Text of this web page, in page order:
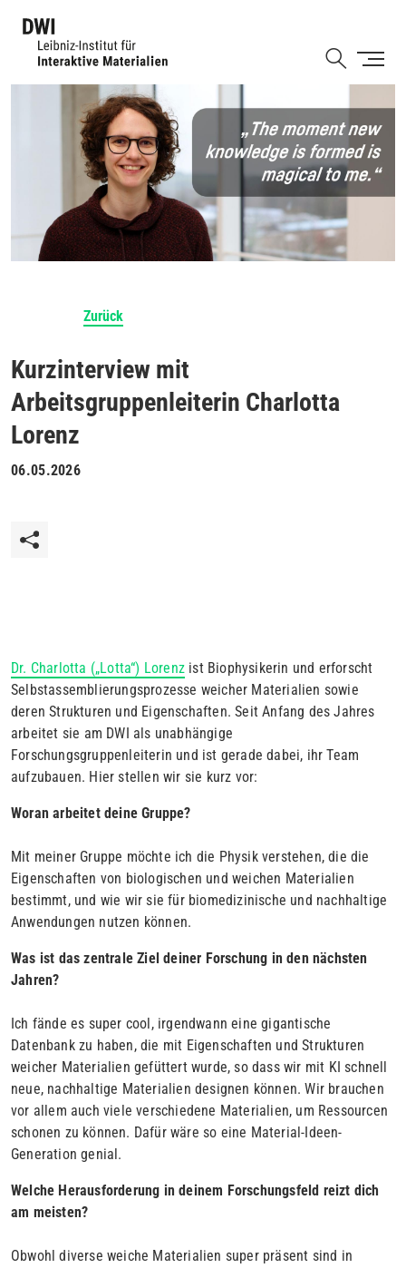
Zurück
Kurzinterview mit
Arbeitsgruppenleiterin Charlotta
Lorenz
06.05.2026
Dr. Charlotta („Lotta“) Lorenz ist Biophysikerin und erforscht
Selbstassemblierungsprozesse weicher Materialien sowie
deren Strukturen und Eigenschaften. Seit Anfang des Jahres
arbeitet sie am DWI als unabhängige
Forschungsgruppenleiterin und ist gerade dabei, ihr Team
aufzubauen. Hier stellen wir sie kurz vor:
Woran arbeitet deine Gruppe?
Mit meiner Gruppe möchte ich die Physik verstehen, die die
Eigenschaften von biologischen und weichen Materialien
bestimmt, und wie wir sie für biomedizinische und nachhaltige
Anwendungen nutzen können.
Was ist das zentrale Ziel deiner Forschung in den nächsten
Jahren?
Ich fände es super cool, irgendwann eine gigantische
Datenbank zu haben, die mit Eigenschaften und Strukturen
weicher Materialien gefüttert wurde, so dass wir mit KI schnell
neue, nachhaltige Materialien designen können. Wir brauchen
vor allem auch viele verschiedene Materialien, um Ressourcen
schonen zu können. Dafür wäre so eine Material-Ideen-
Generation genial.
Welche Herausforderung in deinem Forschungsfeld reizt dich
am meisten?
Obwohl diverse weiche Materialien super präsent sind in